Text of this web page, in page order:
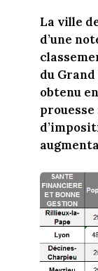
La ville
d’une
du
obtenu